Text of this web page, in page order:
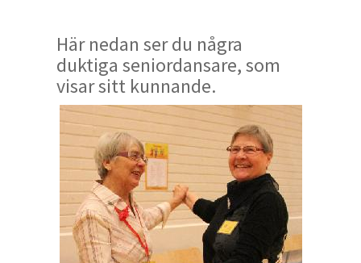
Här nedan ser du några
duktiga seniordansare, som
visar sitt kunnande.